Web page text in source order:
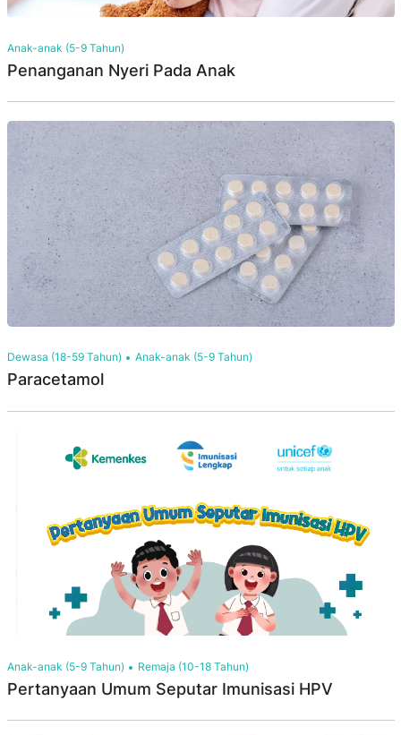
Anak-anak (5-9 Tahun)
Penanganan Nyeri Pada Anak
Dewasa (18-59 Tahun) Anak-anak (5-9 Tahun)
Paracetamol
Anak-anak (5-9 Tahun) Remaja (10-18 Tahun)
Pertanyaan Umum Seputar Imunisasi HPV